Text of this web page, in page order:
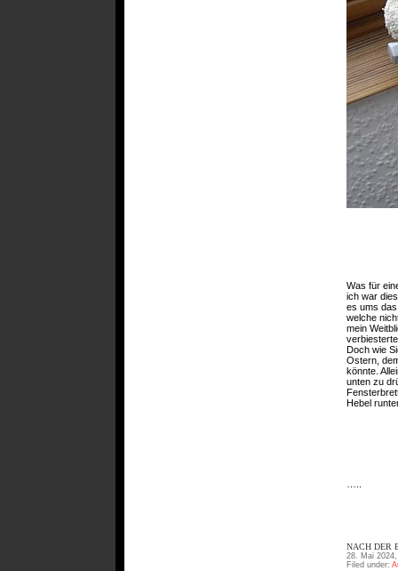
Was für
ich war
es ums
welche
mein
Doch wie
Ostern,
könnte.
unten zu
Hebel
NACH DER
28. Mai
Filed under: